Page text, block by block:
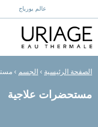
عالم يورياج
الصفحة الرئيسية › الجسم ›
مستحضرات علاجية